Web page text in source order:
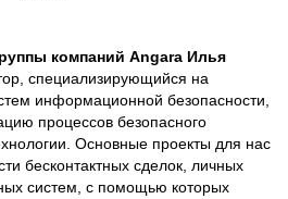
компаний Angara Илья
специализирующийся на
информационной безопасности,
процессов безопасного
Основные проекты для нас
бесконтактных сделок, личных
систем, с помощью которых